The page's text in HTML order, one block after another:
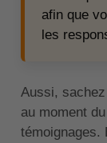
afin que
les
Aussi,
au moment
témoignages.